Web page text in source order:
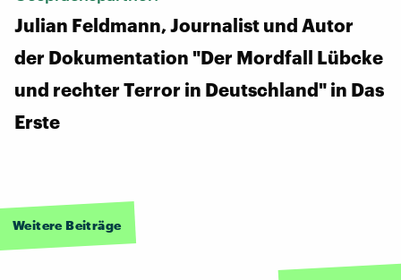
Julian Feldmann, Journalist und Autor
der Dokumentation "Der Mordfall Lübcke
und rechter Terror in Deutschland" in Das
Erste
Weitere Beiträge